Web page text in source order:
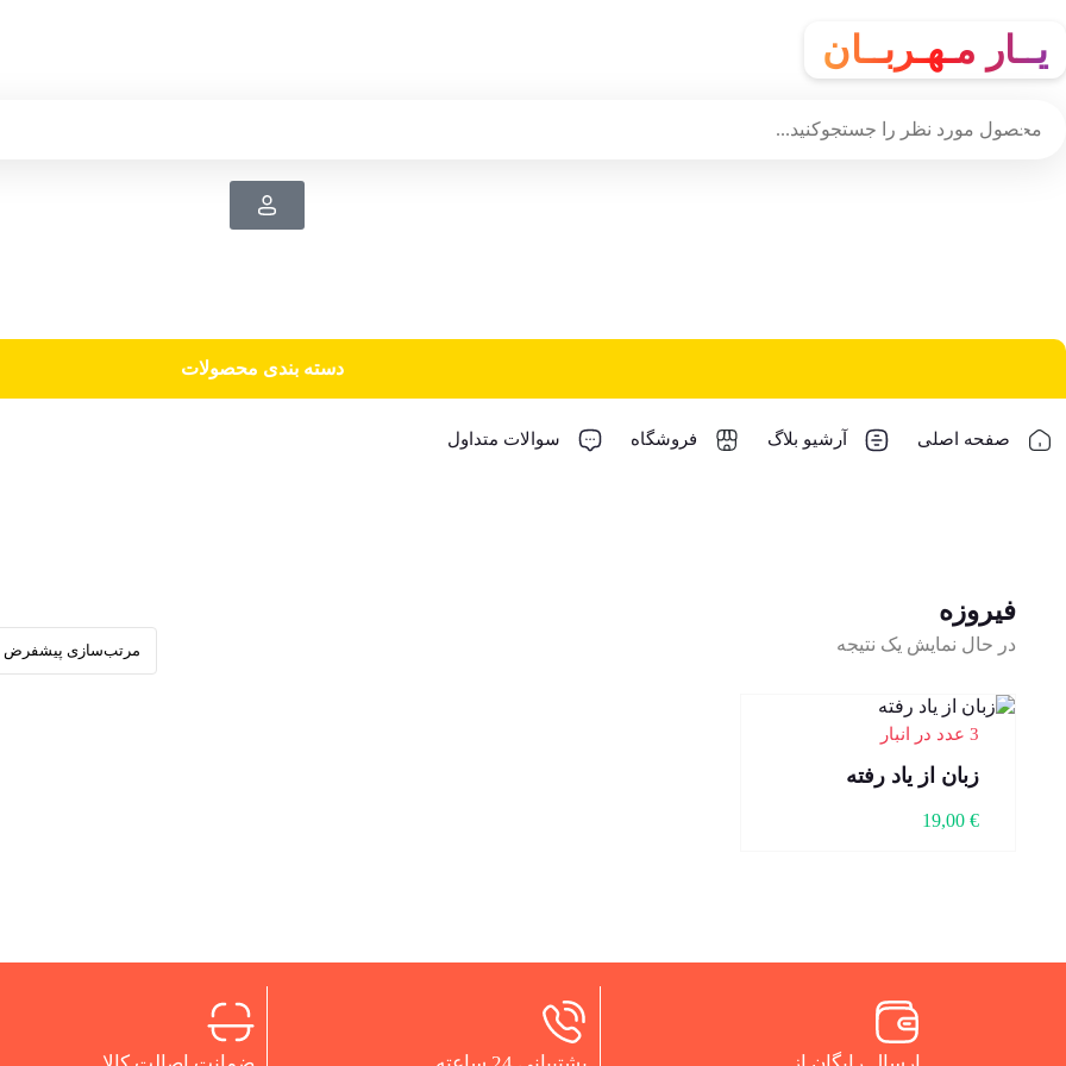
یــار مـهـربــان
دسته‌ بندی محصولات
صفحه اصلی آرشیو بلاگ فروشگاه سوالات متداول
فیروزه
در حال نمایش یک نتیجه
3 عدد در انبار
زبان از یاد رفته
19,00 €